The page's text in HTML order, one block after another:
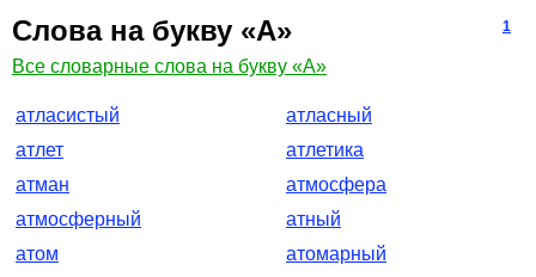
Слова на букву «А» 1
Все словарные слова на букву «А»
атласистый
атласный
атлет
атлетика
атман
атмосфера
атмосферный
атный
атом
атомарный